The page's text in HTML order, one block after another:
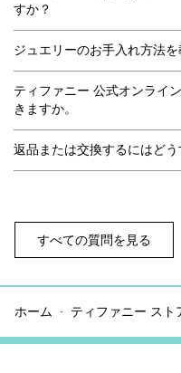
すか？
ジュエリーのお手入れ方法を
ティファニー 公式オンライ
きますか。
返品または交換するにはど
すべての質問を見る
ホーム ティファニー スト